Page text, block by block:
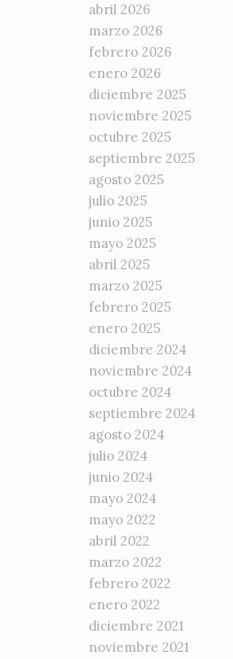
abril 2026
marzo 2026
febrero 2026
enero 2026
diciembre 2025
noviembre 2025
octubre 2025
septiembre 2025
agosto 2025
julio 2025
junio 2025
mayo 2025
abril 2025
marzo 2025
febrero 2025
enero 2025
diciembre 2024
noviembre 2024
octubre 2024
septiembre 2024
agosto 2024
julio 2024
junio 2024
mayo 2024
mayo 2022
abril 2022
marzo 2022
febrero 2022
enero 2022
diciembre 2021
noviembre 2021